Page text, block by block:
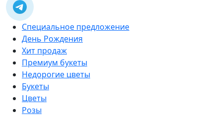
Специальное предложение
День Рождения
Хит продаж
Премиум букеты
Недорогие цветы
Букеты
Цветы
Розы